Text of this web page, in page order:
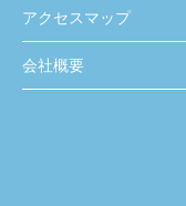
アクセスマップ
会社概要